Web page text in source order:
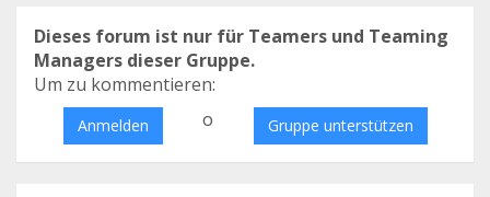
Dieses forum ist nur für Teamers und Teaming
Managers dieser Gruppe.
Um zu kommentieren:
Anmelden o Gruppe unterstützen